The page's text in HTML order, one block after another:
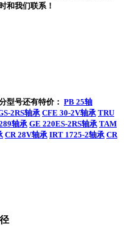
和我们联系！
型号还有特价： PB 25轴
2RS轴承 CFE 30-2V轴承 TRU
轴承 GE 220ES-2RS轴承 TAM
CR 28V轴承 IRT 1725-2轴承 CR